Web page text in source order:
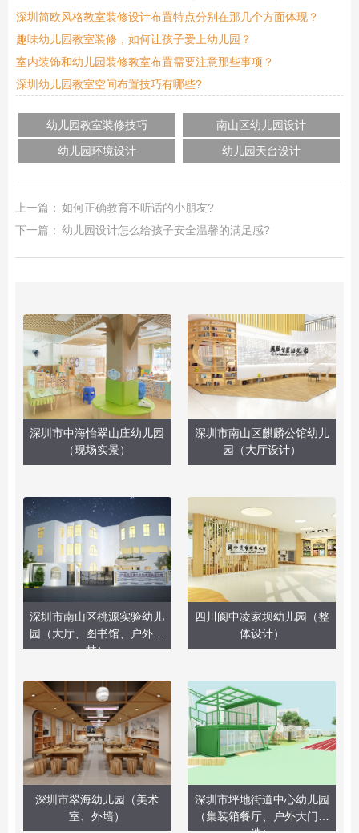
深圳简欧风格教室装修设计布置特点分别在那几个方面体现？
趣味幼儿园教室装修，如何让孩子爱上幼儿园？
室内装饰和幼儿园装修教室布置需要注意那些事项？
深圳幼儿园教室空间布置技巧有哪些?
幼儿园教室装修技巧
南山区幼儿园设计
幼儿园环境设计
幼儿园天台设计
上一篇： 如何正确教育不听话的小朋友?
下一篇： 幼儿园设计怎么给孩子安全温馨的满足感?
深圳市中海怡翠山庄幼儿园
（现场实景）
深圳市南山区麒麟公馆幼儿
园（大厅设计）
深圳市南山区桃源实验幼儿
园（大厅、图书馆、户外园
林）
四川阆中凌家坝幼儿园（整
体设计）
深圳市翠海幼儿园（美术
室、外墙）
深圳市坪地街道中心幼儿园
（集装箱餐厅、户外大门改